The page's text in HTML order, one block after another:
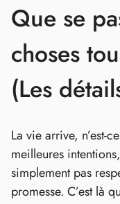
Que se
choses
(Les
La vie arrive, n’est-
meilleures
simplement pas
promesse. C’est là